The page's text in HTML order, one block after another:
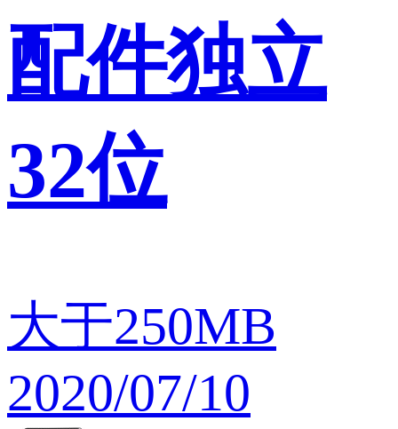
配件独立
32位
大于250MB
2020/07/10